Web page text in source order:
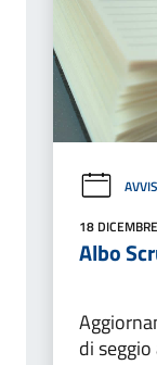
18
Albo
di